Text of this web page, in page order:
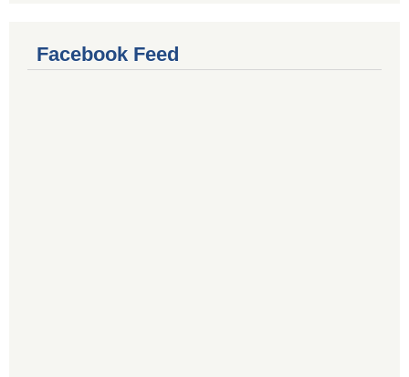
Facebook Feed